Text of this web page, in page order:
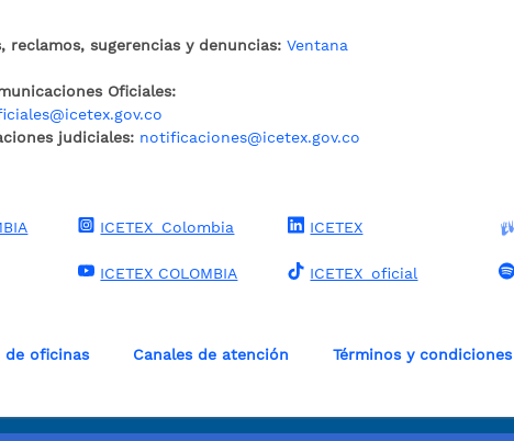
reclamos, sugerencias y denuncias: Ventana
Oficiales:
judiciales: notificaciones@icetex.gov.co
ICETEX_Colombia
ICETEX COLOMBIA
ICETEX
ICETEX_oficial
de oficinas Canales de atención Términos y condiciones